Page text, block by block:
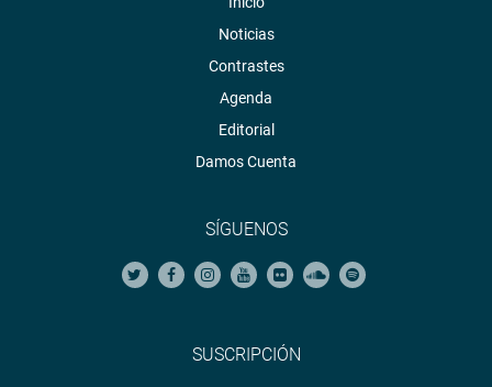
Noticias
Contrastes
Agenda
Editorial
Damos Cuenta
SÍGUENOS
SUSCRIPCIÓN